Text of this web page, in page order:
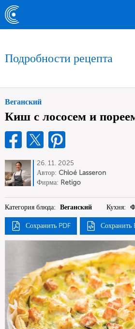
Подробности рецепта
Веганский
Киш с лососем и
26. 11. 2025
Автор: Chloé Lasseron
Фирма: Retigo
Категория блюда: Веганский Кухня:
Сохранить PDF Сохранить